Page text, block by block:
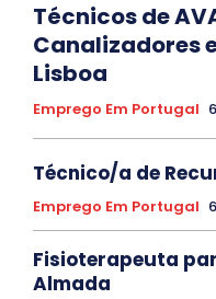
Técnicos de
Canalizadores
Lisboa
Emprego Em Portugal
Técnico/a de
Emprego Em Portugal
Fisioterapeuta
Almada